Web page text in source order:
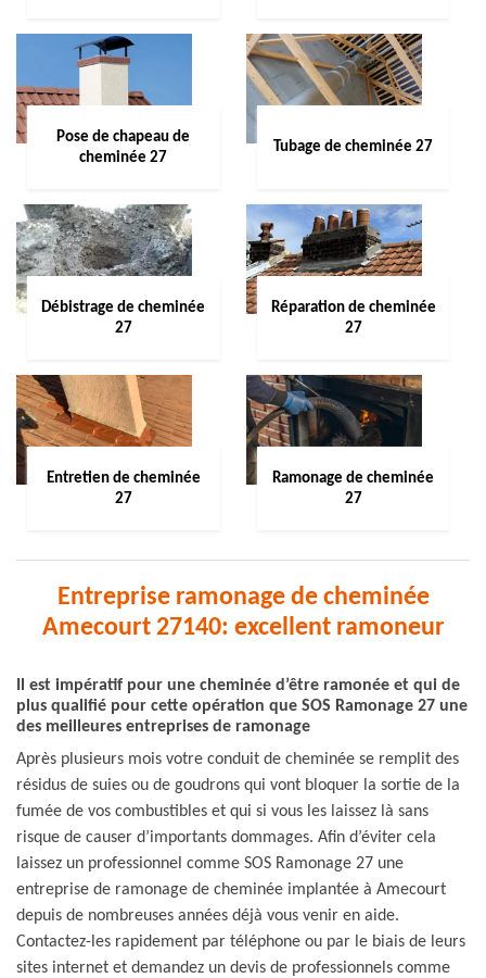
Pose de chapeau de
cheminée 27
Tubage de cheminée 27
Débistrage de cheminée
27
Réparation de cheminée
27
Entretien de cheminée
27
Ramonage de cheminée
27
Entreprise ramonage de cheminée
Amecourt 27140: excellent ramoneur
Il est impératif pour une cheminée d’être ramonée et qui de
plus qualifié pour cette opération que SOS Ramonage 27 une
des meilleures entreprises de ramonage
Après plusieurs mois votre conduit de cheminée se remplit des
résidus de suies ou de goudrons qui vont bloquer la sortie de la
fumée de vos combustibles et qui si vous les laissez là sans
risque de causer d’importants dommages. Afin d’éviter cela
laissez un professionnel comme SOS Ramonage 27 une
entreprise de ramonage de cheminée implantée à Amecourt
depuis de nombreuses années déjà vous venir en aide.
Contactez-les rapidement par téléphone ou par le biais de leurs
sites internet et demandez un devis de professionnels comme